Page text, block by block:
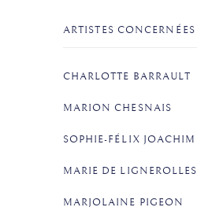
ARTISTES CONCERNÉES
CHARLOTTE BARRAULT
MARION CHESNAIS
SOPHIE-FÉLIX JOACHIM
MARIE DE LIGNEROLLES
MARJOLAINE PIGEON